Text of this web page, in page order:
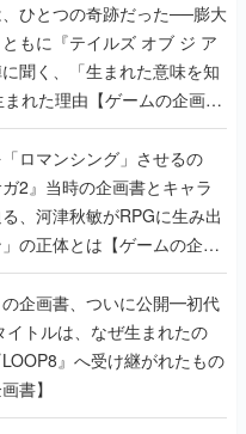
、ひとつの奇跡だった──膨大
もに『テイルズ オブ ジ ア
聞く、「生まれた意味を知
れた理由【ゲームの企画
ロマンシング」させるの
2』当時の企画書とキャラ
、河津秋敏がRPGに生み出
の正体とは【ゲームの企画
の企画書、ついに公開━初代
イトルは、なぜ生まれたの
』へ受け継がれたもの
書】